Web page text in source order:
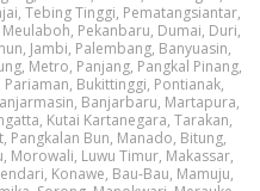
Tebing Tinggi, Pematangsiantar,
Pekanbaru, Dumai, Duri,
Jambi, Palembang, Banyuasin,
Metro, Panjang, Pangkal Pinang,
Bukittinggi, Pontianak,
Banjarbaru, Martapura,
Kutai Kartanegara, Tarakan,
Pangkalan Bun, Manado, Bitung,
Morowali, Luwu Timur, Makassar,
Konawe, Bau-Bau, Mamuju,